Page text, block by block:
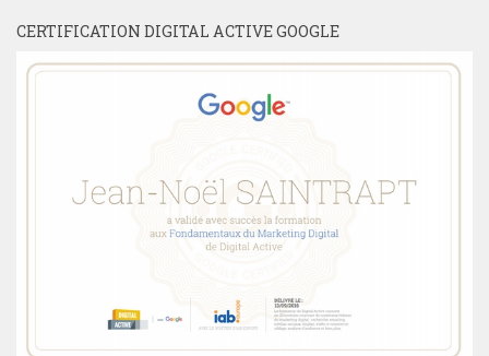
CERTIFICATION DIGITAL ACTIVE GOOGLE